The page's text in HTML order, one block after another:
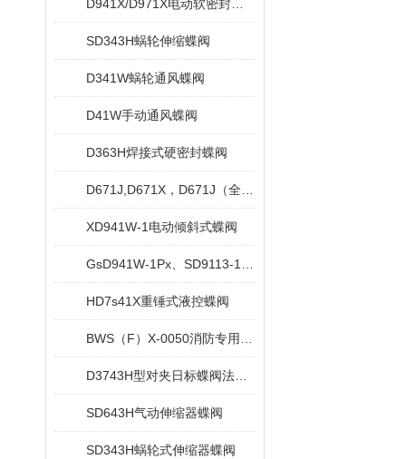
SD343H蜗轮伸缩蝶阀
D341W蜗轮通风蝶阀
D41W手动通风蝶阀
D363H焊接式硬密封蝶阀
XD941W-1电动倾斜式蝶阀
HD7s41X重锤式液控蝶阀
SD643H气动伸缩器蝶阀
SD343H蜗轮式伸缩器蝶阀